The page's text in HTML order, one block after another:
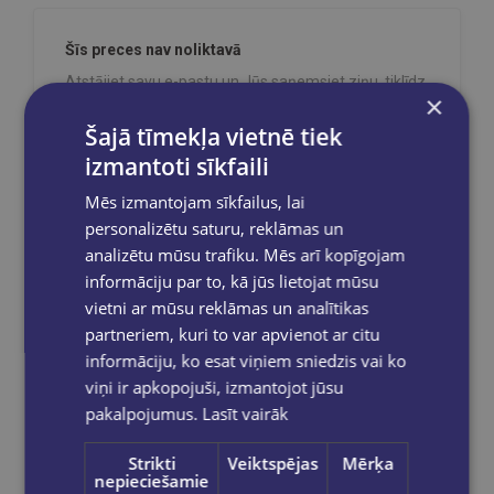
Šīs preces nav noliktavā
Atstājiet savu e-pastu un Jūs saņemsiet ziņu, tiklīdz
Sūtīt
Reģistrējies un saņem 10% atlaidi pilnas
cenas precēm.
Pasūtījumu apstrāde notiek darba dienās.
Apmaksātie pasūtījumi tiek
izsūtīti 2-5 darba dienu laikā.
Bezmaksas piegādeuz OMNIVA
×
Šajā tīmekļa vietnē tiek
izmantoti sīkfaili
Mēs izmantojam sīkfailus, lai
personalizētu saturu, reklāmas un
analizētu mūsu trafiku. Mēs arī kopīgojam
informāciju par to, kā jūs lietojat mūsu
vietni ar mūsu reklāmas un analītikas
partneriem, kuri to var apvienot ar citu
informāciju, ko esat viņiem sniedzis vai ko
viņi ir apkopojuši, izmantojot jūsu
pakalpojumus. Lasīt vairāk
Strikti
nepieciešamie
Veiktspējas Mērķa